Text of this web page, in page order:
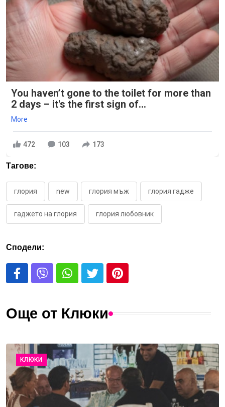
You haven’t gone to the toilet for more than
2 days – it's the first sign of...
More
472 103 173
Тагове:
глория new глория мъж глория гадже
гаджето на глория глория любовник
Сподели:
Още от Клюки
КЛЮКИ